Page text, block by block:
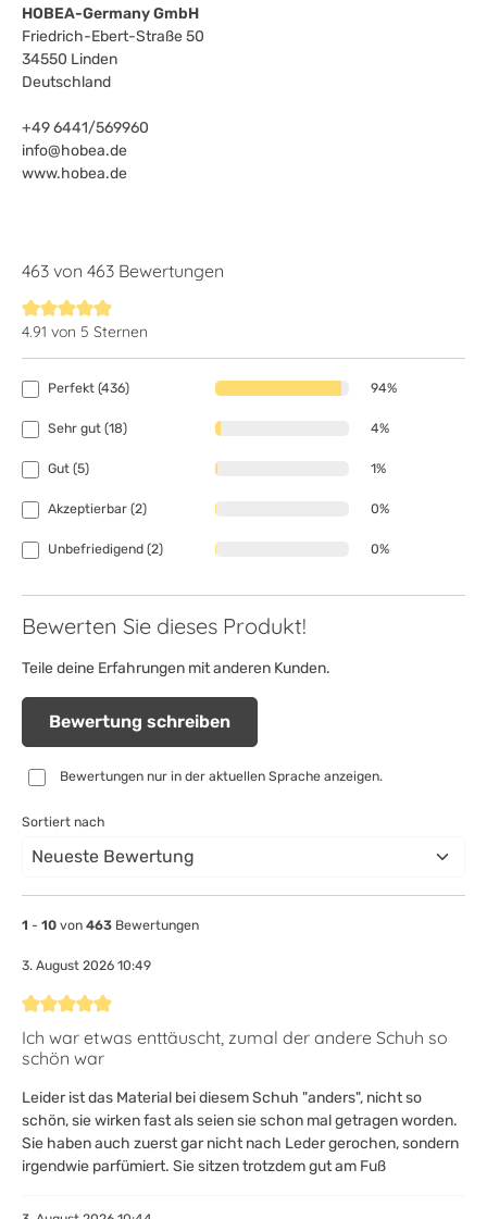
HOBEA-Germany GmbH
Friedrich-Ebert-Straße 50
34550 Linden
Deutschland
+49 6441/569960
info@hobea.de
www.hobea.de
463 von 463 Bewertungen
Durchschnittliche Bewertung von 4.9 von 5 Sternen
4.91 von 5 Sternen
Perfekt (436) 94%
Sehr gut (18) 4%
Gut (5) 1%
Akzeptierbar (2) 0%
Unbefriedigend (2) 0%
Bewerten Sie dieses Produkt!
Teile deine Erfahrungen mit anderen Kunden.
Bewertung schreiben
Bewertungen nur in der aktuellen Sprache anzeigen.
Sortiert nach
1 - 10 von 463 Bewertungen
3. August 2026 10:49
Bewertung mit 5 von 5 Sternen
Ich war etwas enttäuscht, zumal der andere Schuh so
schön war
Leider ist das Material bei diesem Schuh "anders", nicht so
schön, sie wirken fast als seien sie schon mal getragen worden.
Sie haben auch zuerst gar nicht nach Leder gerochen, sondern
irgendwie parfümiert. Sie sitzen trotzdem gut am Fuß